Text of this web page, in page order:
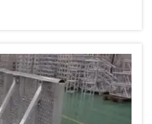
näete neid
ripuvaid